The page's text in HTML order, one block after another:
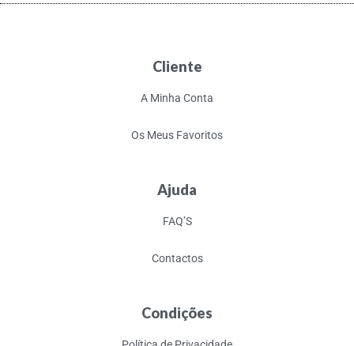
Cliente
A Minha Conta
Os Meus Favoritos
Ajuda
FAQ’S
Contactos
Condições